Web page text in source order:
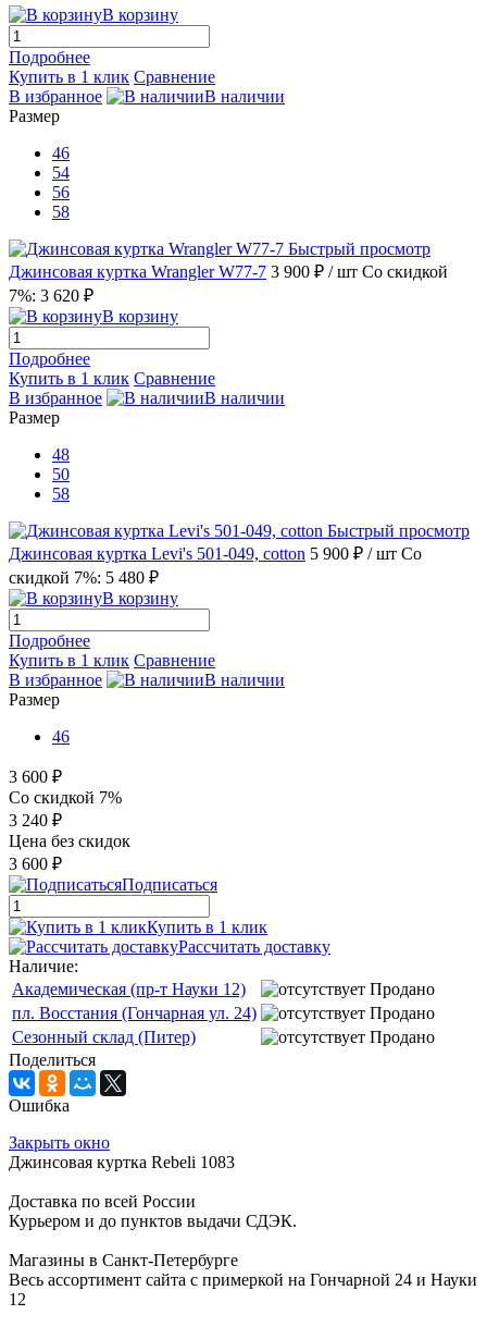
В корзину
Подробнее
Купить в 1 клик Сравнение
В избранное
В наличии
Размер
46
54
56
58
Быстрый просмотр
Джинсовая куртка Wrangler W77-7 3 900 ₽ / шт Со скидкой
7%: 3 620 ₽
В корзину
Подробнее
Купить в 1 клик Сравнение
В избранное
В наличии
Размер
48
50
58
Быстрый просмотр
Джинсовая куртка Levi's 501-049, cotton 5 900 ₽ / шт Со
скидкой 7%: 5 480 ₽
В корзину
Подробнее
Купить в 1 клик Сравнение
В избранное
В наличии
Размер
46
3 600 ₽
Со скидкой 7%
3 240 ₽
Цена без скидок
3 600 ₽
Подписаться
Купить в 1 клик
Рассчитать доставку
Наличие:
Академическая (пр-т Науки 12)
Продано
пл. Восстания (Гончарная ул. 24)
Продано
Сезонный склад (Питер)
Продано
Поделиться
Ошибка
Закрыть окно
Джинсовая куртка Rebeli 1083
Доставка по всей России
Курьером и до пунктов выдачи СДЭК.
Магазины в Санкт-Петербурге
Весь ассортимент сайта с примеркой на Гончарной 24 и Науки
12